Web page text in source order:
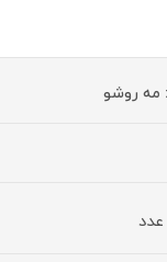
مه رو‌شو